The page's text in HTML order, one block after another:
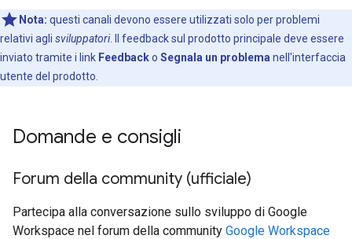
Nota: questi canali devono essere utilizzati solo per problemi
relativi agli sviluppatori. Il feedback sul prodotto principale deve essere
inviato tramite i link Feedbacko Segnala un problema nell'interfaccia
utente del prodotto.
Domande e consigli
Forum della community (ufficiale)
Partecipa alla conversazione sullo sviluppo di Google
Workspace nel forum della community Google Workspace